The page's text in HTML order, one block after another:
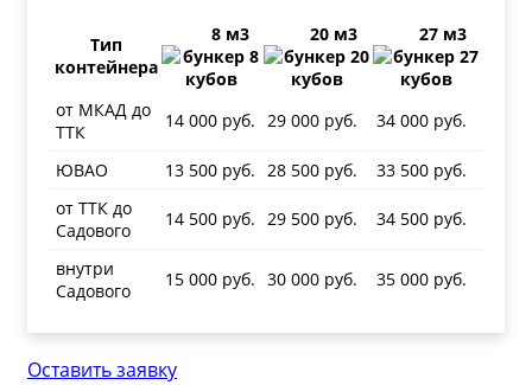
Тип
контейнера
8 м3 20 м3 27 м3
от МКАД до
ТТК
14 000 руб. 29 000 руб. 34 000 руб.
ЮВАО 13 500 руб. 28 500 руб.
33 500 руб.
от ТТК до
Садового
14 500 руб. 29 500 руб. 34 500 руб.
внутри
Садового
15 000 руб. 30 000 руб. 35 000 руб.
Оставить заявку